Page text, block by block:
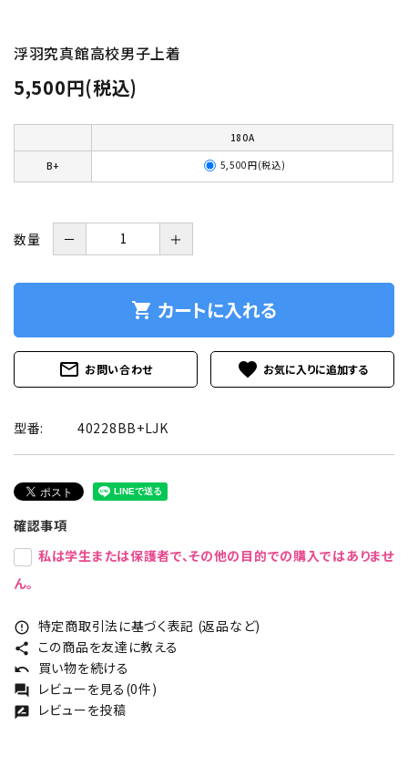
浮羽究真館高校男子上着
5,500円(税込)
180A
B+ 5,500円(税込)
数量 － ＋
shopping_cart カートに入れる
mail_outline お問い合わせ favorite
型番: 40228BB+LJK
確認事項
私は学生または保護者で、その他の目的での購入ではありませ
ん。
error_outline 特定商取引法に基づく表記 (返品など)
share この商品を友達に教える
undo 買い物を続ける
forum レビューを見る(0件)
rate_review レビューを投稿